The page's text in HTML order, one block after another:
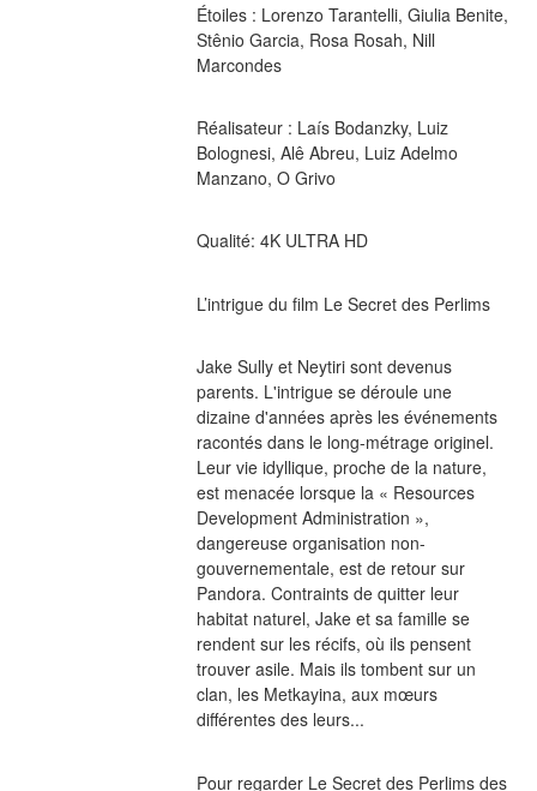
Étoiles : Lorenzo Tarantelli, Giulia Benite,
Stênio Garcia, Rosa Rosah, Nill
Marcondes
Réalisateur : Laís Bodanzky, Luiz
Bolognesi, Alê Abreu, Luiz Adelmo
Manzano, O Grivo
Qualité: 4K ULTRA HD
L’intrigue du film Le Secret des Perlims
Jake Sully et Neytiri sont devenus
parents. L'intrigue se déroule une
dizaine d'années après les événements
racontés dans le long-métrage originel.
Leur vie idyllique, proche de la nature,
est menacée lorsque la « Resources
Development Administration »,
dangereuse organisation non-
gouvernementale, est de retour sur
Pandora. Contraints de quitter leur
habitat naturel, Jake et sa famille se
rendent sur les récifs, où ils pensent
trouver asile. Mais ils tombent sur un
clan, les Metkayina, aux mœurs
différentes des leurs...
Pour regarder Le Secret des Perlims des